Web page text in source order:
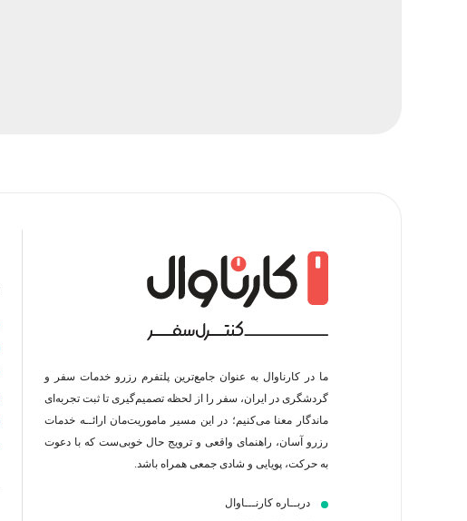
ما در کارناوال به عنوان جامع‌ترین پلتفرم رزرو خدمات سفر و
گردشگری در ایران، سفر را از لحظه‌ تصمیم‌گیری تا ثبت تجربه‌ای
ماندگار معنا می‌کنیم؛ در این مسیر‍ ماموریت‌مان اراﺋــﻪ خدمات
رزرو آسان، راهنمای واقعی و ترویج حال خوبی‌ست که با دعوت
به حرکت، پویایی و شادی جمعی همراه باشد.
دربــاره کارنـــاوال